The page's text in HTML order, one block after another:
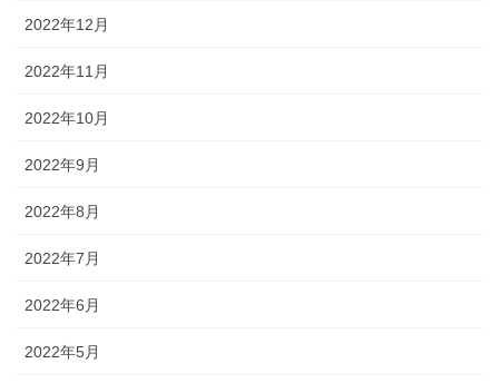
2022年12月
2022年11月
2022年10月
2022年9月
2022年8月
2022年7月
2022年6月
2022年5月